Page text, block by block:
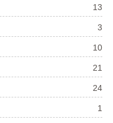
13
3
10
21
24
1